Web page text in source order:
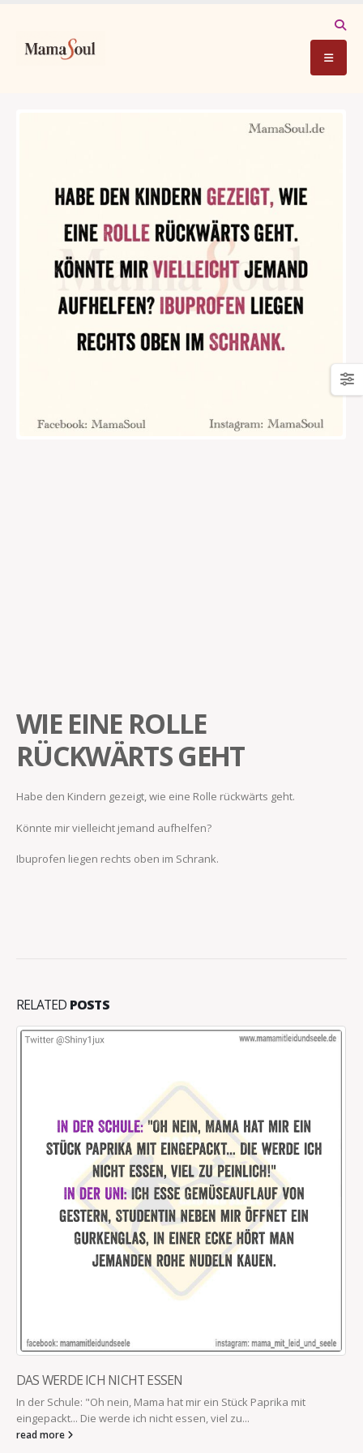
WIE EINE ROLLE
RÜCKWÄRTS GEHT
Habe den Kindern gezeigt, wie eine Rolle rückwärts geht.
Könnte mir vielleicht jemand aufhelfen?
Ibuprofen liegen rechts oben im Schrank.
RELATED POSTS
DAS WERDE ICH NICHT ESSEN
In der Schule: "Oh nein, Mama hat mir ein Stück Paprika mit
eingepackt... Die werde ich nicht essen, viel zu...
read more